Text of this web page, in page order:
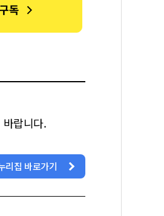
바랍니다.
리집 바로가기